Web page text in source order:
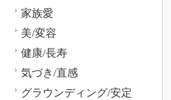
家族愛
美/変容
健康/長寿
気づき/直感
グラウンディング/安定